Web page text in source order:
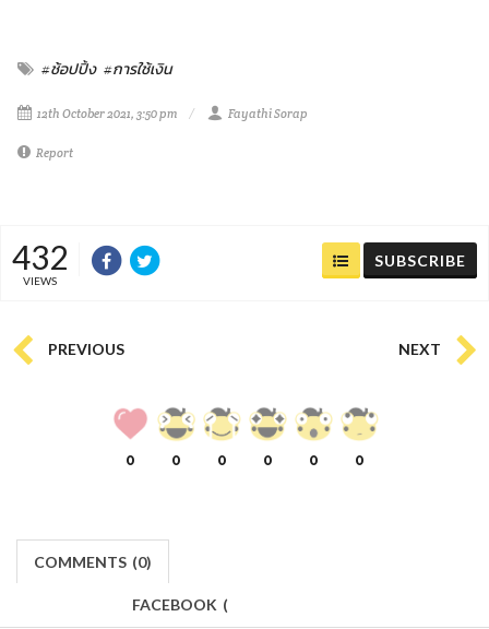
#ช้อปปิ้ง #การใช้เงิน
12th October 2021, 3:50 pm Fayathi Sorap
Report
432
VIEWS
SUBSCRIBE
PREVIOUS NEXT
0 0 0 0 0 0
COMMENTS (0)
FACEBOOK (